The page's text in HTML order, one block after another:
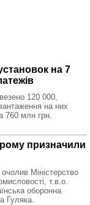
на 7
120 000,
на них
760 млн грн.
призначили
Міністерство
т.в.о.
оборонна
Гуляка.